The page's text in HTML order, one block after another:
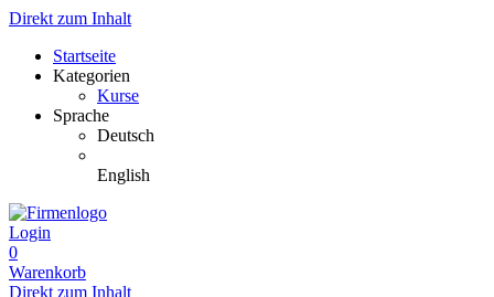
Direkt zum Inhalt
Startseite
Kategorien
Kurse
Sprache
Deutsch
English
Login
0
Warenkorb
Direkt zum Inhalt